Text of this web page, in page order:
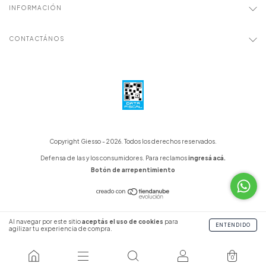
Al navegar por este sitioaceptás el uso de cookies para
agilizar tu experiencia de compra.
ENTENDIDO
0
INFORMACIÓN
CONTACTÁNOS
Copyright Giesso - 2026. Todos los derechos reservados.
Defensa de las y los consumidores. Para reclamosingresá acá.
Botón de arrepentimiento